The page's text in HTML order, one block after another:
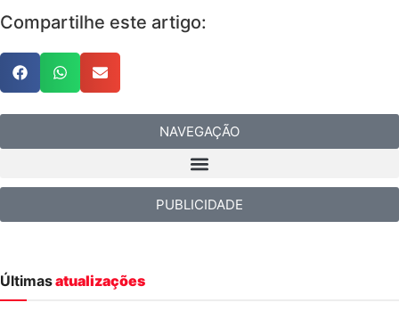
Compartilhe este artigo:
NAVEGAÇÃO
PUBLICIDADE
Últimasatualizações